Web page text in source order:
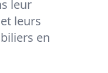
leur
leurs
en